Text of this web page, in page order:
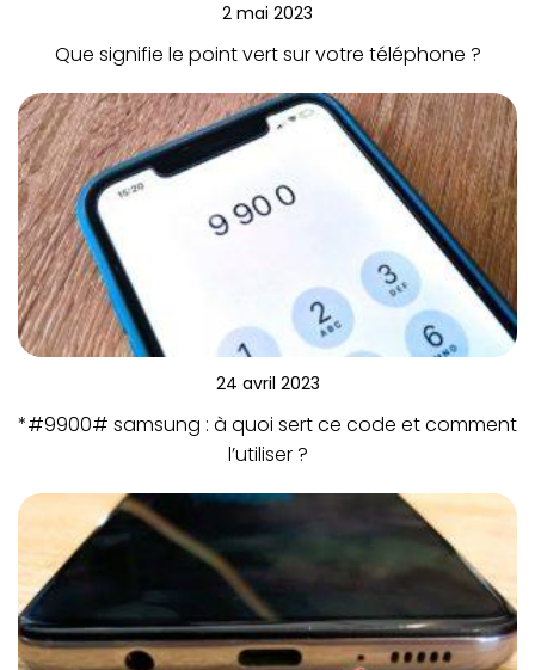
2 mai 2023
Que signifie le point vert sur votre téléphone ?
24 avril 2023
*#9900# samsung : à quoi sert ce code et comment
l’utiliser ?